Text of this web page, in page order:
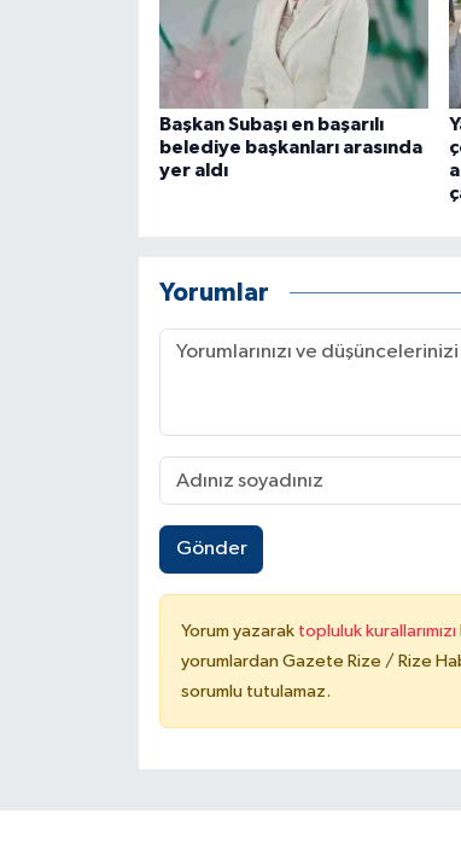
Başkan Subaşı en başarılı
belediye başkanları arasında
yer aldı
Yorumlar
Gönder
Yorum yazarak topluluk kurallarımızı
yorumlardan Gazete Rize / Rize
sorumlu tutulamaz.